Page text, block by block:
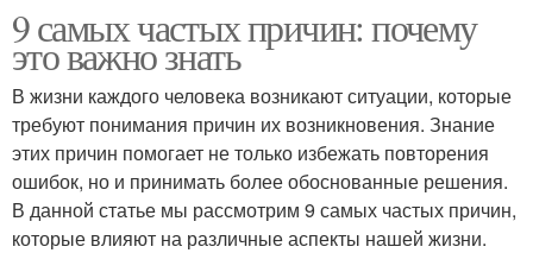
9 самых частых причин: почему
это важно знать
В жизни каждого человека возникают ситуации, которые
требуют понимания причин их возникновения. Знание
этих причин помогает не только избежать повторения
ошибок, но и принимать более обоснованные решения.
В данной статье мы рассмотрим 9 самых частых причин,
которые влияют на различные аспекты нашей жизни.